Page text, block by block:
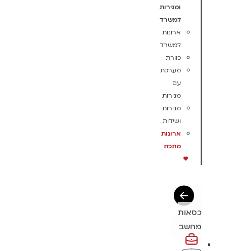
ומגירות
למשרד
ארונות
למשרד
כוורת
מערכת
עם
מגירות
מגירות
ושידות
ארונות
מתכת
כסאות
מחשב